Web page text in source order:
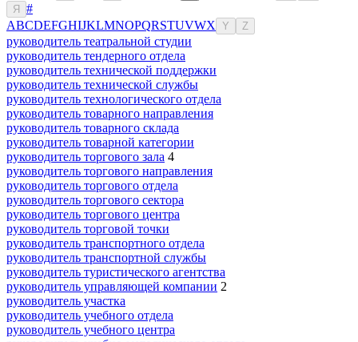
Я
#
ABCDEFGHIJKLMNOPQRSTUVWX Y Z
руководитель театральной студии
руководитель тендерного отдела
руководитель технической поддержки
руководитель технической службы
руководитель технологического отдела
руководитель товарного направления
руководитель товарного склада
руководитель товарной категории
руководитель торгового зала 4
руководитель торгового направления
руководитель торгового отдела
руководитель торгового сектора
руководитель торгового центра
руководитель торговой точки
руководитель транспортного отдела
руководитель транспортной службы
руководитель туристического агентства
руководитель управляющей компании 2
руководитель участка
руководитель учебного отдела
руководитель учебного центра